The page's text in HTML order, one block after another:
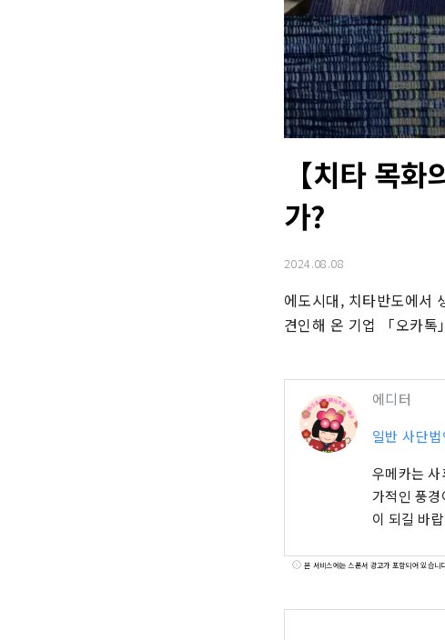
【치타 목
가?
2024.08.08
에도시대, 치타반도에서
견인해 온 기업 「오카
에디터
일반 사단
우메카는
가적인 풍
이 되길 바
본 서비스에는 스폰서 광고가 포함되어 있습니